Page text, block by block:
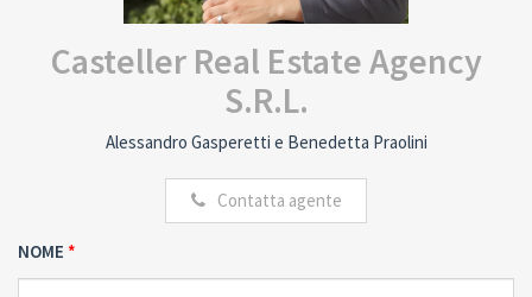
Casteller Real Estate Agency
S.R.L.
Alessandro Gasperetti e Benedetta Praolini
Contatta agente
NOME